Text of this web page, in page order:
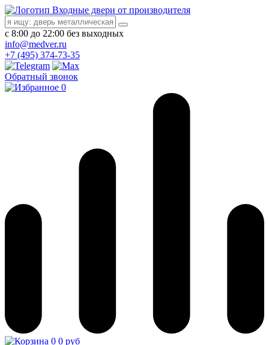
Входные двери от производителя
с 8:00 до 22:00 без выходных
info@medver.ru
+7 (495) 374-73-35
Обратный звонок
0
0 0 руб